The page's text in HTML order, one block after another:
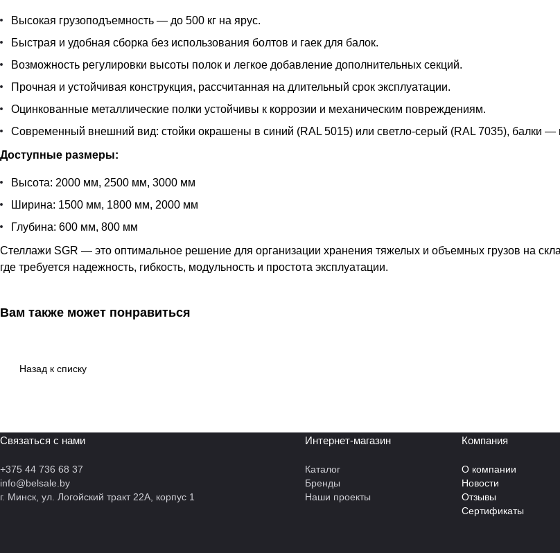
Высокая грузоподъемность — до 500 кг на ярус.
Быстрая и удобная сборка без использования болтов и гаек для балок.
Возможность регулировки высоты полок и легкое добавление дополнительных секций.
Прочная и устойчивая конструкция, рассчитанная на длительный срок эксплуатации.
Оцинкованные металлические полки устойчивы к коррозии и механическим повреждениям.
Современный внешний вид: стойки окрашены в синий (RAL 5015) или светло-серый (RAL 7035), балки —
Доступные размеры:
Высота: 2000 мм, 2500 мм, 3000 мм
Ширина: 1500 мм, 1800 мм, 2000 мм
Глубина: 600 мм, 800 мм
Стеллажи SGR — это оптимальное решение для организации хранения тяжелых и объемных грузов на
где требуется надежность, гибкость, модульность и простота эксплуатации.
Вам также может понравиться
Назад к списку
Связаться с нами
+375 44 736 68 37
info@belsale.by
г. Минск, ул. Логойский тракт 22А, корпус 1
Интернет-магазин
Каталог
Бренды
Наши проекты
Компания
О компании
Новости
Отзывы
Сертификаты